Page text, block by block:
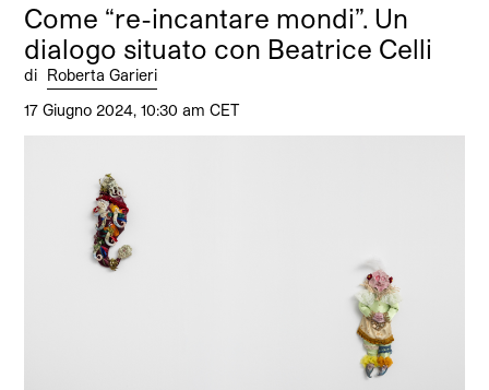
Come “re-incantare mondi”. Un
dialogo situato con Beatrice Celli
di Roberta Garieri
17 Giugno 2024, 10:30 am CET